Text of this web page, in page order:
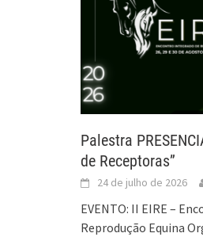
Palestra
de Receptoras”
24 de julho de 2026
EVENTO: II EIRE –
Reprodução Equina